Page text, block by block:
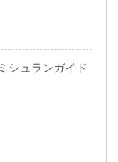
シュランガイド